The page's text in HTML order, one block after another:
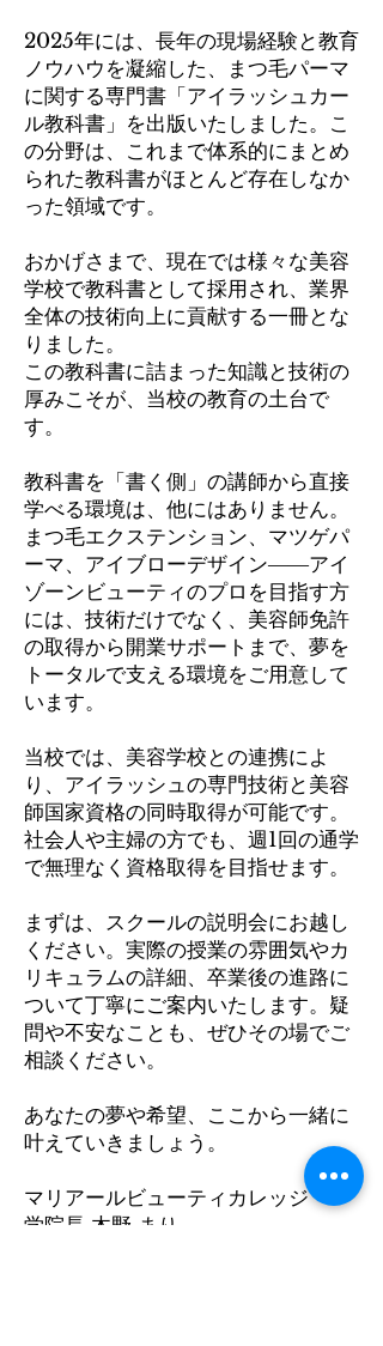
2025年には、長年の現場経験と教育
ノウハウを凝縮した、まつ毛パーマ
に関する専門書「アイラッシュカー
ル教科書」を出版いたしました。こ
の分野は、これまで体系的にまとめ
られた教科書がほとんど存在しなか
った領域です。
おかげさまで、現在では様々な美容
学校で教科書として採用され、業界
全体の技術向上に貢献する一冊とな
りました。
この教科書に詰まった知識と技術の
厚みこそが、当校の教育の土台で
す。
教科書を「書く側」の講師から直接
学べる環境は、他にはありません。
まつ毛エクステンション、マツゲパ
ーマ、アイブローデザイン――アイ
ゾーンビューティのプロを目指す方
には、技術だけでなく、美容師免許
の取得から開業サポートまで、夢を
トータルで支える環境をご用意して
います。
当校では、美容学校との連携によ
り、アイラッシュの専門技術と美容
師国家資格の同時取得が可能です。
社会人や主婦の方でも、週1回の通学
で無理なく資格取得を目指せます。
まずは、スクールの説明会にお越し
ください。実際の授業の雰囲気やカ
リキュラムの詳細、卒業後の進路に
ついて丁寧にご案内いたします。疑
問や不安なことも、ぜひその場でご
相談ください。
あなたの夢や希望、ここから一緒に
叶えていきましょう。
マリアールビューティカレッジ
学院長 木野 まり